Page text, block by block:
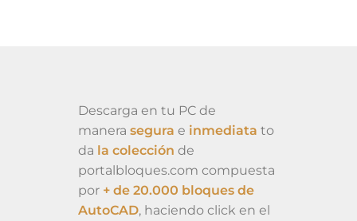
Descarga en tu PC de
manera segura e inmediata to
da la colección de
portalbloques.com compuesta
por + de 20.000 bloques de
AutoCAD, haciendo click en el